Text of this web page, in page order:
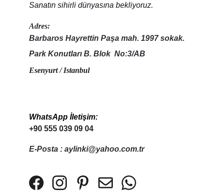
Sanatın sihirli dünyasına bekliyoruz.
Adres:
WhatsApp İletişim:
+90 555 039 09 04
Barbaros Hayrettin Paşa mah. 1997 sokak.
Park Konutları B. Blok  No:3/AB
Esenyurt / Istanbul
E-Posta : aylinki@yahoo.com.tr